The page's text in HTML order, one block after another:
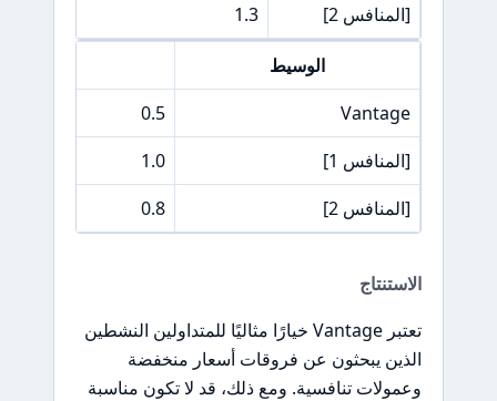
[المنافس 2]
1.3
الوسيط
Vantage
0.5
[المنافس 1]
1.0
[المنافس 2]
0.8
الاستنتاج
تعتبر Vantage خيارًا مثاليًا للمتداولين النشطين
الذين يبحثون عن فروقات أسعار منخفضة
وعمولات تنافسية. ومع ذلك، قد لا تكون مناسبة